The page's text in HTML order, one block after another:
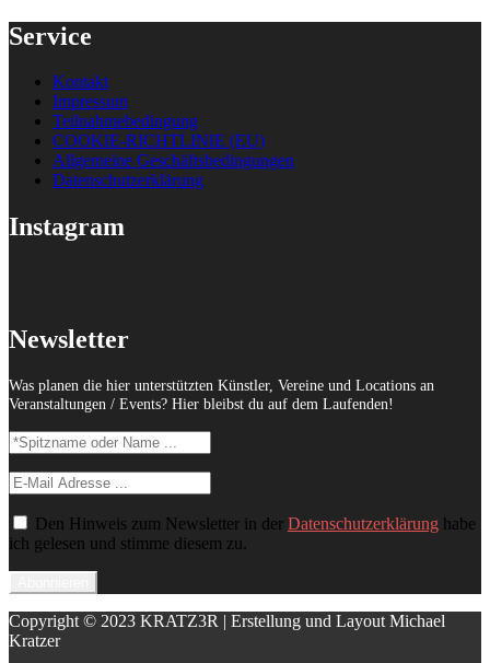
Service
Kontakt
Impressum
Teilnahmebedingung
COOKIE-RICHTLINIE (EU)
Allgemeine Geschäftsbedingungen
Datenschutzerklärung
Instagram
Newsletter
Was planen die hier unterstützten Künstler, Vereine und Locations an
Veranstaltungen / Events? Hier bleibst du auf dem Laufenden!
Den Hinweis zum Newsletter in der Datenschutzerklärung habe
ich gelesen und stimme diesem zu.
Copyright © 2023 KRATZ3R | Erstellung und Layout Michael
Kratzer